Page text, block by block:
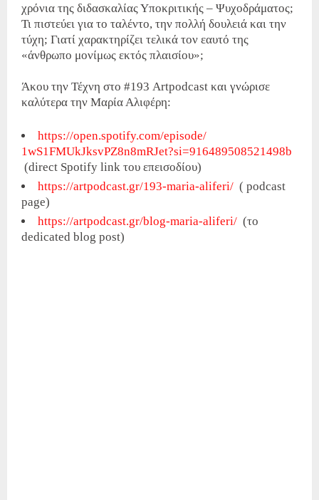
χρόνια της διδασκαλίας Υποκριτικής – Ψυχοδράματος;
Τι πιστεύει για το ταλέντο, την πολλή δουλειά και την
τύχη; Γιατί χαρακτηρίζει τελικά τον εαυτό της
«άνθρωπο μονίμως εκτός πλαισίου»;
Άκου την Τέχνη στο #193 Artpodcast και γνώρισε
καλύτερα την Μαρία Αλιφέρη:
https://open.spotify.com/episode/
1wS1FMUkJksvPZ8n8mRJet?si=916489508521498b
(direct Spotify link του επεισοδίου)
https://artpodcast.gr/193-maria-aliferi/ ( podcast
page)
https://artpodcast.gr/blog-maria-aliferi/ (το
dedicated blog post)